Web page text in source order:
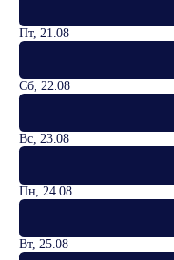
Пт, 21.08
Сб, 22.08
Вс, 23.08
Пн, 24.08
Вт, 25.08